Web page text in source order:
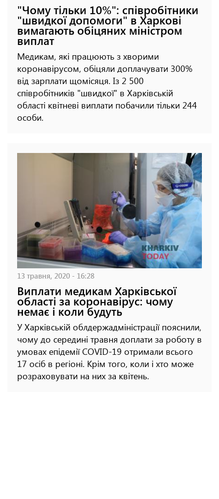
"Чому тільки 10%": співробітники
"швидкої допомоги" в Харкові
вимагають обіцяних міністром
виплат
Медикам, які працюють з хворими
коронавірусом, обіцяли доплачувати 300%
від зарплати щомісяця. Із 2 500
співробітників "швидкої" в Харківській
області квітневі виплати побачили тільки 244
особи.
13 травня, 2020 - 16:28
Виплати медикам Харківської
області за коронавірус: чому
немає і коли будуть
У Харківській облдержадміністрації пояснили,
чому до середині травня доплати за роботу в
умовах епідемії COVID-19 отримали всього
17 осіб в регіоні. Крім того, коли і хто може
розраховувати на них за квітень.